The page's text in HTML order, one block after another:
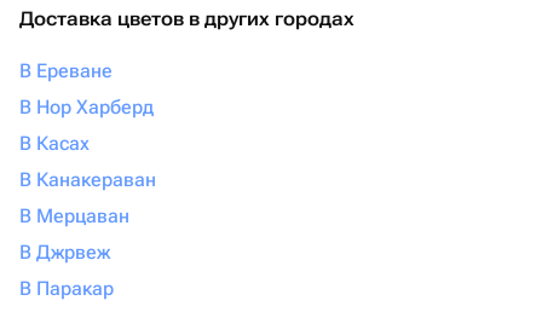
Доставка цветов в других городах
В Ереване
В Нор Харберд
В Касах
В Канакераван
В Мерцаван
В Джрвеж
В Паракар